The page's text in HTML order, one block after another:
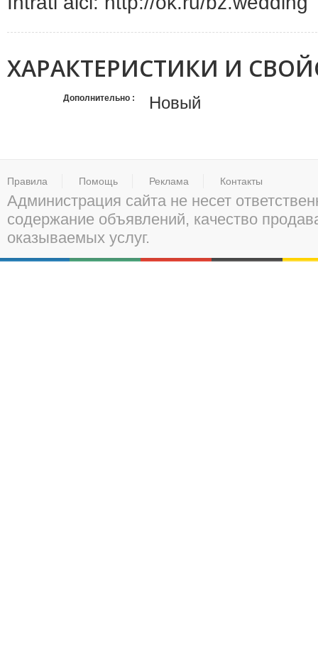
ХАРАКТЕРИСТИКИ И
Дополнительно Новый
Правила Помощь Реклама Контакты
Администрация сайта не несет
содержание объявлений, качество
оказываемых услуг.